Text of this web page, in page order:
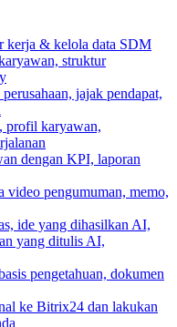
kerja & kelola data SDM
struktur
jajak pendapat,
profil karyawan,
dengan KPI, laporan
video pengumuman, memo,
ide yang dihasilkan AI,
yang ditulis AI,
pengetahuan, dokumen
ke Bitrix24 dan lakukan